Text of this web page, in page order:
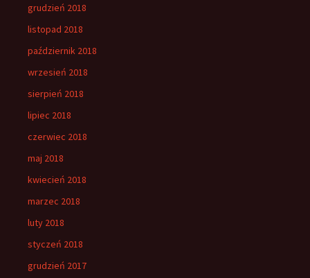
grudzień 2018
listopad 2018
październik 2018
wrzesień 2018
sierpień 2018
lipiec 2018
czerwiec 2018
maj 2018
kwiecień 2018
marzec 2018
luty 2018
styczeń 2018
grudzień 2017